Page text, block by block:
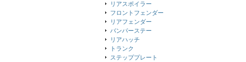
リアスポイラー
フロントフェンダー
リアフェンダー
バンパーステー
リアハッチ
トランク
ステッププレート